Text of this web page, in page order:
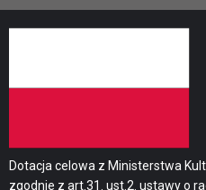
Dotacja celowa z Ministerstwa
zgodnie z art.31. ust.2. ustawy o